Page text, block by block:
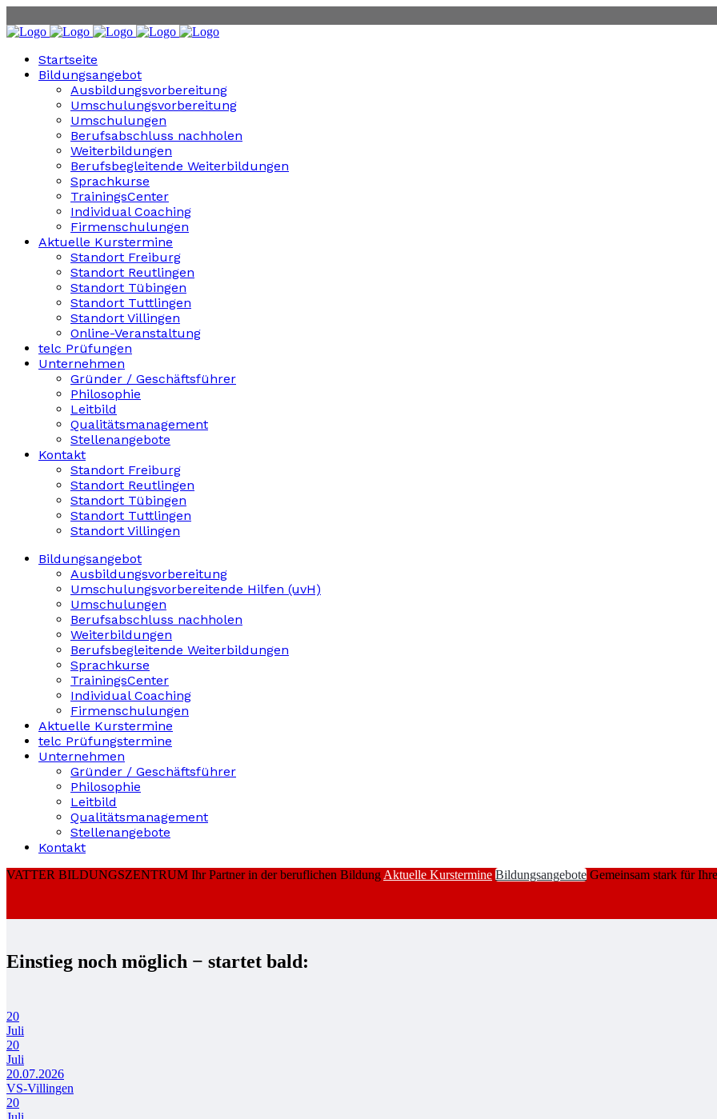
Startseite
Bildungsangebot
Ausbildungsvorbereitung
Umschulungsvorbereitung
Umschulungen
Berufsabschluss nachholen
Weiterbildungen
Berufsbegleitende Weiterbildungen
Sprachkurse
TrainingsCenter
Individual Coaching
Firmenschulungen
Aktuelle Kurstermine
Standort Freiburg
Standort Reutlingen
Standort Tübingen
Standort Tuttlingen
Standort Villingen
Online-Veranstaltung
telc Prüfungen
Unternehmen
Gründer / Geschäftsführer
Philosophie
Leitbild
Qualitätsmanagement
Stellenangebote
Kontakt
Standort Freiburg
Standort Reutlingen
Standort Tübingen
Standort Tuttlingen
Standort Villingen
Bildungsangebot
Ausbildungsvorbereitung
Umschulungsvorbereitende Hilfen (uvH)
Umschulungen
Berufsabschluss nachholen
Weiterbildungen
Berufsbegleitende Weiterbildungen
Sprachkurse
TrainingsCenter
Individual Coaching
Firmenschulungen
Aktuelle Kurstermine
telc Prüfungstermine
Unternehmen
Gründer / Geschäftsführer
Philosophie
Leitbild
Qualitätsmanagement
Stellenangebote
Kontakt
VATTER BILDUNGSZENTRUM Ihr Partner in der beruflichen Bildung Aktuelle Kurstermine Bildungsangebote Gemeinsam stark für
Einstieg noch möglich − startet bald:
20
Juli
20
Juli
20.07.2026
VS-Villingen
20